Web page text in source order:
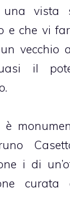
vista
e che vi
vecchio
il
i di